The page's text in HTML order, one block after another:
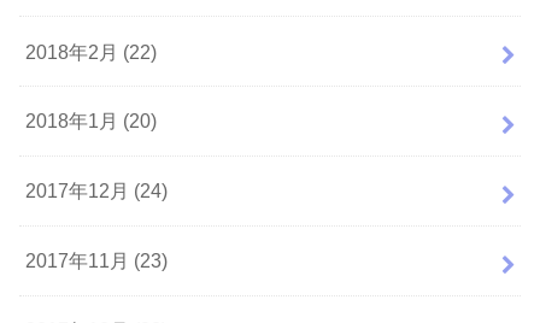
2018年2月 (22)
2018年1月 (20)
2017年12月 (24)
2017年11月 (23)